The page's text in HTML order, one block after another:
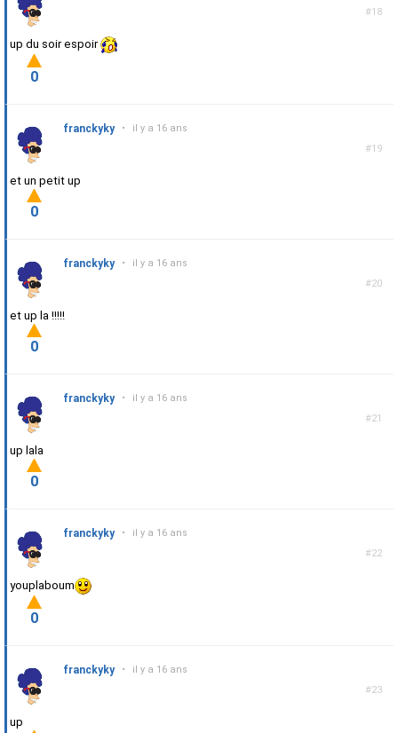
#18
up du soir espoir
0
#19
franckyky • il y a 16 ans
et un petit up
0
#20
franckyky • il y a 16 ans
et up la !!!!!
0
#21
franckyky • il y a 16 ans
up lala
0
#22
franckyky • il y a 16 ans
youplaboum
0
#23
franckyky • il y a 16 ans
up